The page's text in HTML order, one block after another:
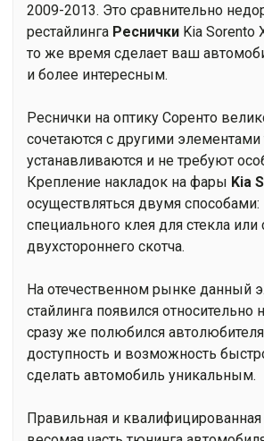
2009-2013. Это сравнительно
рестайлинга Реснички Kia Sorento
то же время сделает ваш
и более интересным.
Реснички на оптику Соренто
сочетаются с другими элементами
устанавливаются и не требуют
Крепление накладок на фары Kia
осуществляться двумя
специального клея для стекла или
двухстороннего скотча.
На отечественном рынке данный
стайлинга появился относительно
сразу же полюбился
доступность и возможность
сделать автомобиль уникальным.
Правильная и квалифицированная